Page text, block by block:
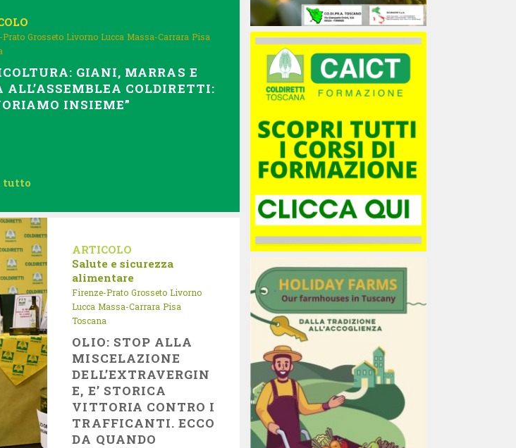
Prato Grosseto Livorno Lucca Massa-Carrara Pisa
GIANI, MARRAS E
ALL’ASSEMBLEA COLDIRETTI:
INSIEME”
tutto
ARTICOLO
Salute e sicurezza
alimentare
Firenze-Prato Grosseto Livorno
Lucca Massa-Carrara Pisa
Toscana
OLIO: STOP ALLA
MISCELAZIONE
DELL’EXTRAVERGIN
E, E’ STORICA
VITTORIA CONTRO I
TRAFFICANTI. ECCO
DA QUANDO